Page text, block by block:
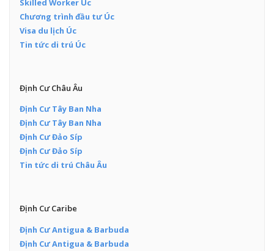
Skilled Worker Úc
Chương trình đầu tư Úc
Visa du lịch Úc
Tin tức di trú Úc
Định Cư Châu Âu
Định Cư Tây Ban Nha
Định Cư Tây Ban Nha
Định Cư Đảo Síp
Định Cư Đảo Síp
Tin tức di trú Châu Âu
Định Cư Caribe
Định Cư Antigua & Barbuda
Định Cư Antigua & Barbuda